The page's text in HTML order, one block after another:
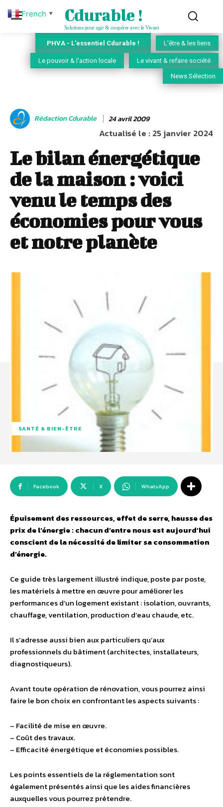
Cdurable !
Solutions pour agir & coopérer avec le Vivant
PHVA - L'essentiel Cdurable ! L'être & les liens
Le pouvoir & l'action locale Le vivant & refaire société
News Sélection
Rédaction Cdurable 24 avril 2009
Actualisé le :25 janvier 2024
Le bilan énergétique
de la maison : voici
venu le temps des
économies pour vous
et notre planète
SANTÉ & BIEN-ÊTRE
Facebook X WhatsApp
Épuisement des ressources, effet de serre, hausse des
prix de l’énergie : chacun d’entre nous est aujourd’hui
conscient de la nécessité de limiter sa consommation
d’énergie.
Ce guide très largement illustré indique, poste par poste,
les matériels à mettre en œuvre pour améliorer les
performances d’un logement existant : isolation, ouvrants,
chauffage, ventilation, production d’eau chaude, etc.
Il s’adresse aussi bien aux particuliers qu’aux
professionnels du bâtiment (architectes, installateurs,
diagnostiqueurs).
Avant toute opération de rénovation, vous pourrez ainsi
faire le bon choix en confrontant les aspects suivants :
– Facilité de mise en œuvre.
– Coût des travaux.
– Efficacité énergétique et économies possibles.
Les points essentiels de la réglementation sont
également présentés ainsi que les aides financières
auxquelles vous pourrez prétendre.
French ▼